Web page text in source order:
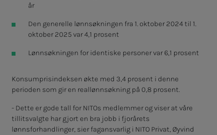
år
Den generelle lønnsøkningen fra 1. oktober 2024 til 1.
oktober 2025 var 4,1 prosent
Lønnsøkningen for identiske personer var 6,1 prosent
Konsumprisindeksen økte med 3,4 prosent i denne
perioden som gir en reallønnsøkning på 0,8 prosent.
- Dette er gode tall for NITOs medlemmer og viser at våre
tillitsvalgte har gjort en bra jobb i fjorårets
lønnsforhandlinger, sier fagansvarlig i NITO Privat, Øyvind